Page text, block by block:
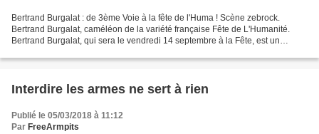
Bertrand Burgalat : de 3ème Voie à la fête de l'Huma ! Scène zebrock.
Bertrand Burgalat, caméléon de la variété française Fête de L'Humanité.
Bertrand Burgalat, qui sera le vendredi 14 septembre à la Fête, est un
Interdire les armes ne sert à rien
Publié le 05/03/2018 à 11:12
Par FreeArmpits